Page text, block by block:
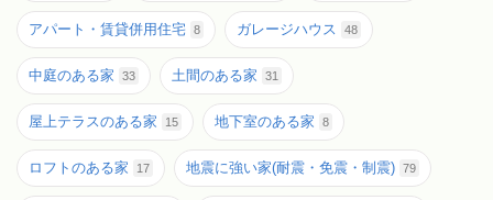
アパート・賃貸併用住宅 8 ガレージハウス 48
中庭のある家 33 土間のある家 31
屋上テラスのある家 15 地下室のある家 8
ロフトのある家 17 地震に強い家(耐震・免震・制震) 79